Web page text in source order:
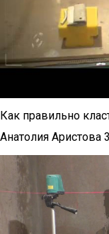
Как правильно
Анатолия Аристова